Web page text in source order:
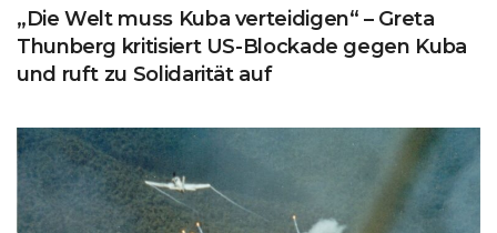
„Die Welt muss Kuba verteidigen“ – Greta
Thunberg kritisiert US-Blockade gegen Kuba
und ruft zu Solidarität auf